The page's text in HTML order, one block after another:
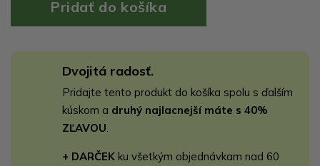
Dvojitá radosť.
Pridajte tento produkt do košíka spolu s ďalším
kúskom a druhý najlacnejší máte s 40%
ZĽAVOU
+ DARČEK ku všetkým objednávkam nad 60